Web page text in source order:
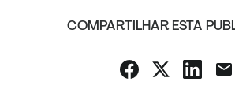
COMPARTILHAR ESTA